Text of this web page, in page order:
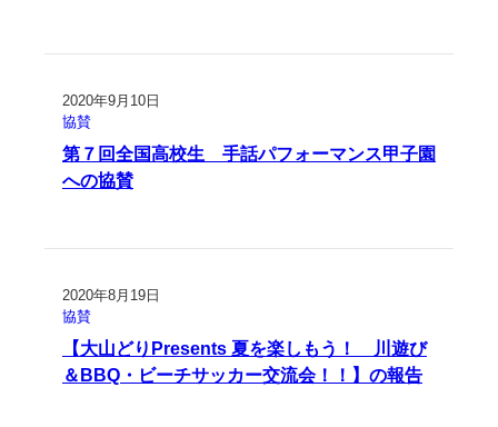
2020年9月10日
協賛
第７回全国高校生 手話パフォーマンス甲子園
への協賛
2020年8月19日
協賛
【大山どりPresents 夏を楽しもう！ 川遊び
＆BBQ・ビーチサッカー交流会！！】の報告